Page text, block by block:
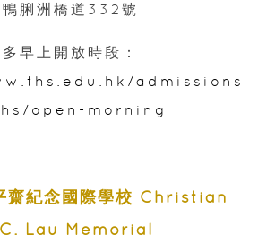
脷洲橋道332號
早上開放時段：
admissions
open-morning
齋紀念國際學校 Christian
Lau Memorial